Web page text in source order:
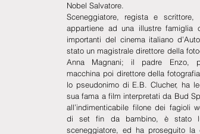
Nobel Salvatore.
Sceneggiatore, regista e scrittore,
appartiene ad una illustre famiglia
importanti del cinema italiano
stato un magistrale direttore della
Anna Magnani; il padre Enzo,
macchina poi direttore della
lo pseudonimo di E.B. Clucher, ha
sua fama a film interpretati da Bud
all’indimenticabile filone dei fagioli
di set fin da bambino, è stato
sceneggiatore, ed ha proseguito la